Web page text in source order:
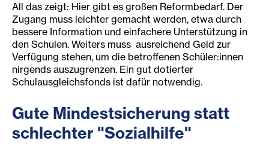
All das zeigt: Hier gibt es großen Reformbedarf. Der
Zugang muss leichter gemacht werden, etwa durch
bessere Information und einfachere Unterstützung in
den Schulen. Weiters muss ausreichend Geld zur
Verfügung stehen, um die betroffenen Schüler:innen
nirgends auszugrenzen. Ein gut dotierter
Schulausgleichsfonds ist dafür notwendig.
Gute Mindestsicherung statt
schlechter "Sozialhilfe"